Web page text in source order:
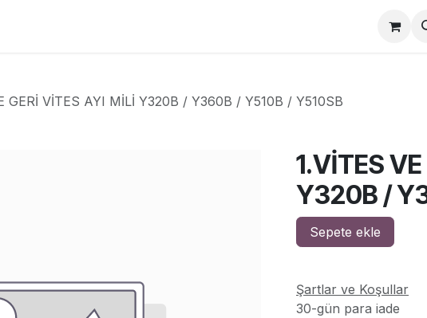
GERİ VİTES AYI MİLİ Y320B / Y360B / Y510B / Y510SB
1.VİTES
Y320B /
Sepete ekle
Şartlar ve Koşullar
30-gün para iade